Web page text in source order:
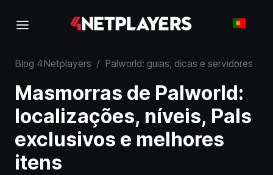
Blog 4Netplayers / Palworld: guias, dicas e servidores
Masmorras de Palworld:
localizações, níveis, Pals
exclusivos e melhores
itens